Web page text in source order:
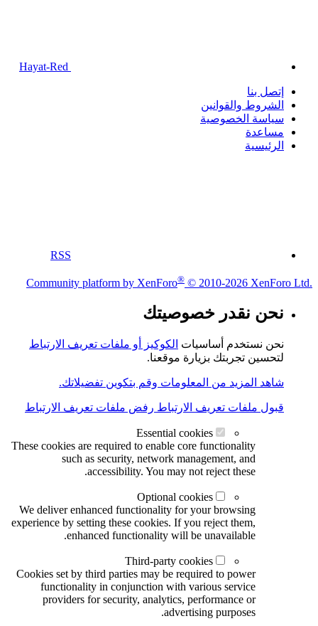
إتصل بنا
الشروط والقوانين
سياسة الخصوصية
مساعدة
الرئيسية
RSS
Community platform by XenForo® © 2010-2026 XenForo Ltd.
نحن نقدر خصوصيتك
نحن نستخدم أساسيات الكوكيز أو ملفات تعريف الارتباط
لتحسين تجربتك بزيارة موقعنا.
شاهد المزيد من المعلومات وقم بتكوين تفضيلاتك.
قبول ملفات تعريف الارتباط رفض ملفات تعريف الارتباط
Essential cookies
These cookies are required to enable core functionality
such as security, network management, and
accessibility. You may not reject these.
Optional cookies
We deliver enhanced functionality for your browsing
experience by setting these cookies. If you reject them,
enhanced functionality will be unavailable.
Third-party cookies
Cookies set by third parties may be required to power
functionality in conjunction with various service
providers for security, analytics, performance or
advertising purposes.